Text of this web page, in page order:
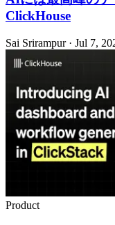
ClickHouse
Sai Srirampur · Jul 7,
Product